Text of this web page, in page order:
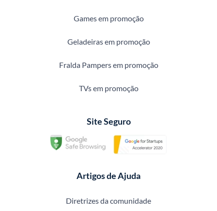
Games em promoção
Geladeiras em promoção
Fralda Pampers em promoção
TVs em promoção
Site Seguro
Artigos de Ajuda
Diretrizes da comunidade